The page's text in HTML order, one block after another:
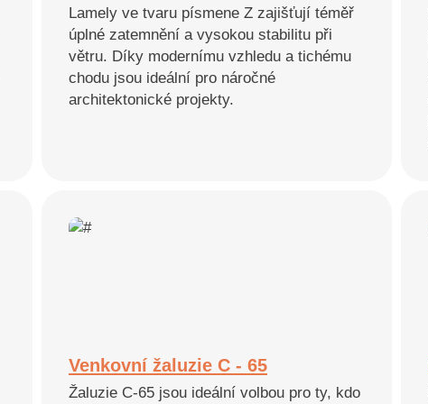
Lamely ve tvaru písmene Z zajišťují téměř
úplné zatemnění a vysokou stabilitu při
větru. Díky modernímu vzhledu a tichému
chodu jsou ideální pro náročné
architektonické projekty.
Venkovní žaluzie C - 65
Žaluzie C-65 jsou ideální volbou pro ty, kdo